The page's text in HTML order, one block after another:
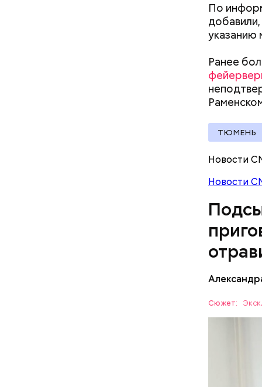
По
указанию
Ранее
ТЮМЕНЬ
Новости
Новости
Сюжет:
Все
Видео:
—
меры к
план
аэропорт.